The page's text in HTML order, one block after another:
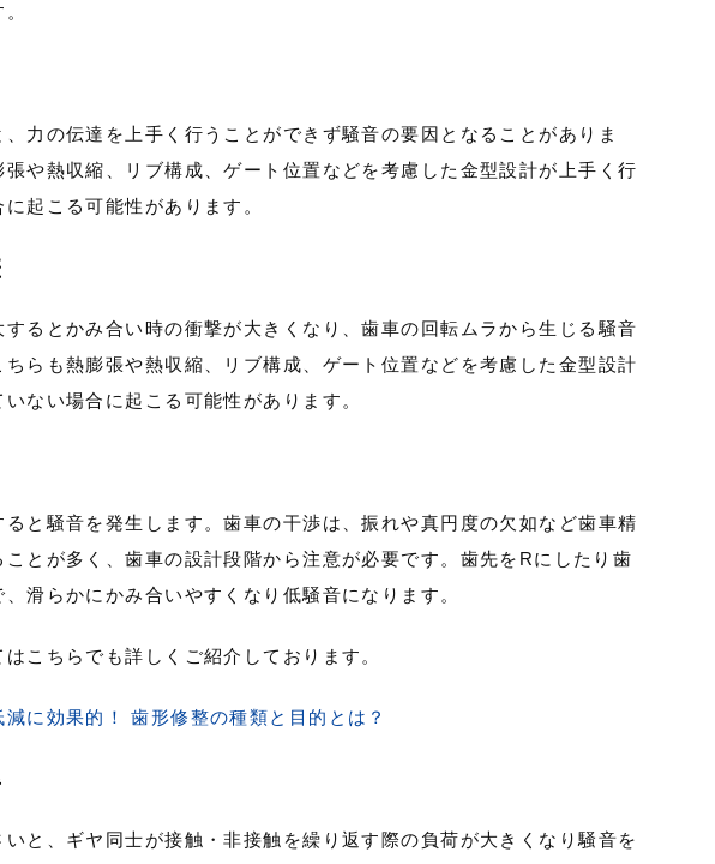
力の伝達を上手く行うことができず騒音の要因となることがありま
や熱収縮、リブ構成、ゲート位置などを考慮した金型設計が上手く行
起こる可能性があります。
するとかみ合い時の衝撃が大きくなり、歯車の回転ムラから生じる騒音
ちらも熱膨張や熱収縮、リブ構成、ゲート位置などを考慮した金型設計
ない場合に起こる可能性があります。
と騒音を発生します。歯車の干渉は、振れや真円度の欠如など歯車精
ことが多く、歯車の設計段階から注意が必要です。歯先をRにしたり歯
滑らかにかみ合いやすくなり低騒音になります。
こちらでも詳しくご紹介しております。
に効果的！ 歯形修整の種類と目的とは？
と、ギヤ同士が接触・非接触を繰り返す際の負荷が大きくなり騒音を